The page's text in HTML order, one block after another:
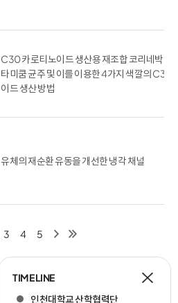
C30 카로티노이드 생산용 재조합 코리네박테
타미쿰 균주 및 이를 이용한 4가지 색깔의 C30
이드 생산 방법
유체의 재순환 유동을 개선한 냉각 채널
3 4 5
마
TIME LINE
인천대학교 산학협력단